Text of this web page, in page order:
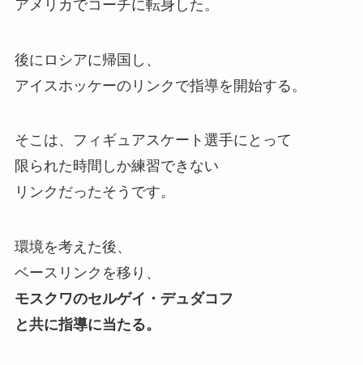
アメリカでコーチに転身した。
後にロシアに帰国し、
アイスホッケーのリンクで指導を開始する。
そこは、フィギュアスケート選手にとって
限られた時間しか練習できない
リンクだったそうです。
環境を考えた後、
ベースリンクを移り、
モスクワのセルゲイ・デュダコフ
と共に指導に当たる。